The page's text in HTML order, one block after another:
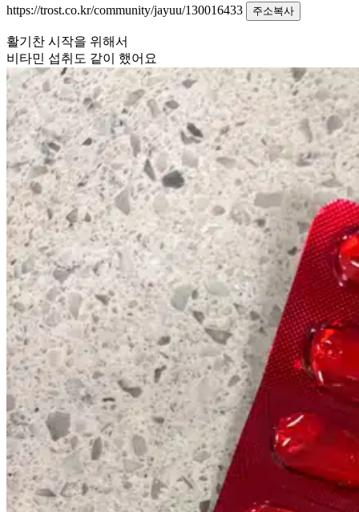
https://trost.co.kr/community/jayuu/130016433
주소복사
활기찬 시작을 위해서
비타민 섭취도 같이 했어요